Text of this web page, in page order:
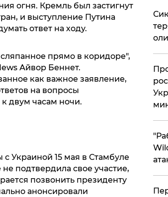
огня. Кремль был застигнут
и выступление Путина
ответ на ходу.
прямо в коридоре",
Айвор Беннет.
как важное заявление,
на вопросы
двум часам ночи.
Украиной 15 мая в Стамбуле
подтвердила свое участие,
позвонить президенту
анонсировали